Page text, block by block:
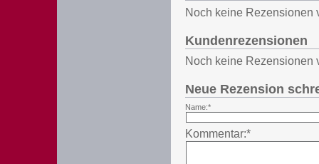
Noch keine Rezensionen
Kundenrezensionen
Noch keine Rezensionen
Neue Rezension
Name:*
Kommentar:*